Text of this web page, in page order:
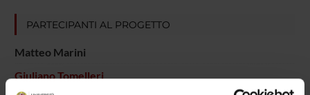
PARTECIPANTI AL PROGETTO
Matteo Marini
Giuliano Tomelleri